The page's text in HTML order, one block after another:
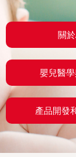
關
嬰兒醫
產品開發